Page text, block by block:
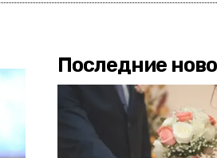
Последние